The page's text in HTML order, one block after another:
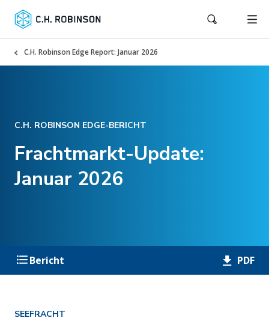
C.H. Robinson Edge Report: Januar 2026
C.H. ROBINSON EDGE-BERICHT
Frachtmarkt-Update:
Januar 2026
Bericht PDF
SEEFRACHT